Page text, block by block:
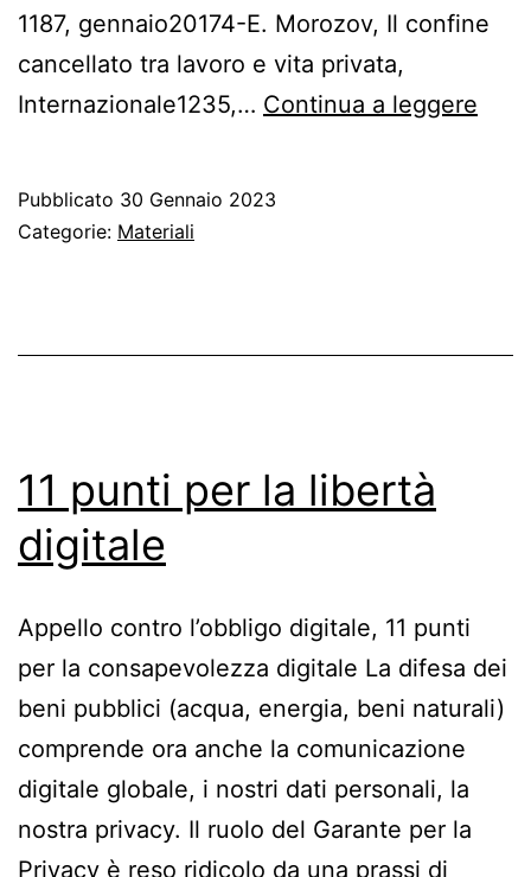
1187, gennaio20174-E. Morozov, Il confine
cancellato tra lavoro e vita privata,
Internazionale1235,… Continua a leggere
Pubblicato 30 Gennaio 2023
Categorie: Materiali
11 punti per la libertà
digitale
Appello contro l’obbligo digitale, 11 punti
per la consapevolezza digitale La difesa dei
beni pubblici (acqua, energia, beni naturali)
comprende ora anche la comunicazione
digitale globale, i nostri dati personali, la
nostra privacy. Il ruolo del Garante per la
Privacy è reso ridicolo da una prassi di